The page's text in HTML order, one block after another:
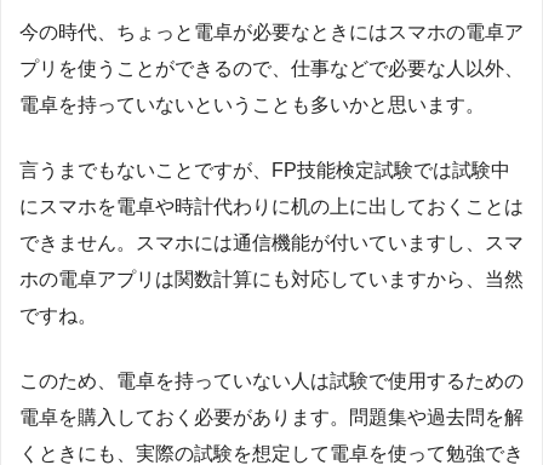
今の時代、ちょっと電卓が必要なときにはスマホの電卓ア
プリを使うことができるので、仕事などで必要な人以外、
電卓を持っていないということも多いかと思います。
言うまでもないことですが、FP技能検定試験では試験中
にスマホを電卓や時計代わりに机の上に出しておくことは
できません。スマホには通信機能が付いていますし、スマ
ホの電卓アプリは関数計算にも対応していますから、当然
ですね。
このため、電卓を持っていない人は試験で使用するための
電卓を購入しておく必要があります。問題集や過去問を解
くときにも、実際の試験を想定して電卓を使って勉強でき